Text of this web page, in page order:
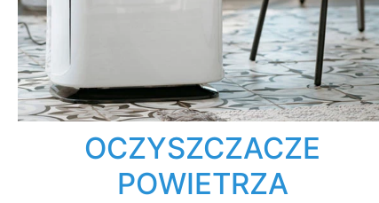
OCZYSZCZACZE
POWIETRZA